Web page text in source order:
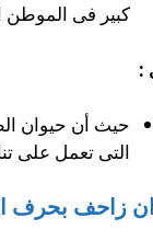
كبير فى الموطن
:
التى تعمل على
زاحف بحرف